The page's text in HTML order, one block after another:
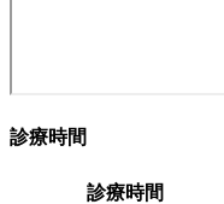
診療時間
診療時間